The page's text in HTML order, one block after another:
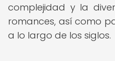
complejidad y la
romances, así como
a lo largo de los siglos.